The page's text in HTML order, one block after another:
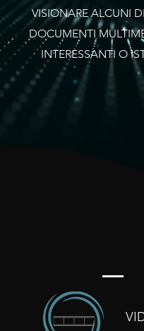
VISIONARE ALCUNI
DOCUMENTI
INTERESSANTI O